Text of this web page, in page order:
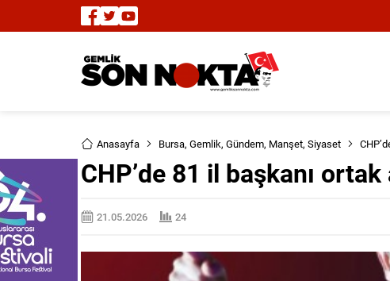
Anasayfa Bursa, Gemlik, Gündem, Manşet, Siyaset
CHP’de 81 il başkanı ortak
21.05.2026 24